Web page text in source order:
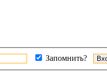
Запомнить?